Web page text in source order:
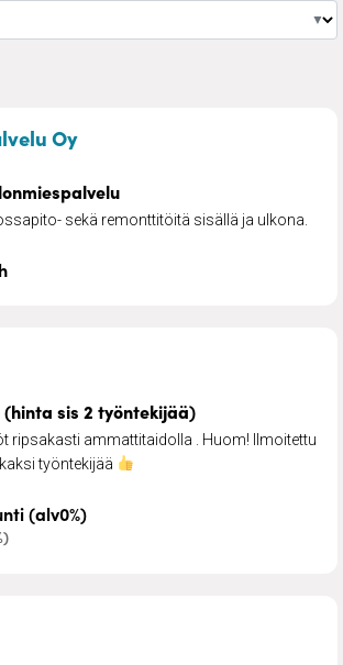
▼
Oy– Remontti- ja
sekä remonttitöitä sisällä ja ulkona.
sis 2 työntekijää)
ripsakasti ammattitaidolla . Huom! Ilmoitettu
työntekijää
(alv0%)
ja rakennustekniset palvelu